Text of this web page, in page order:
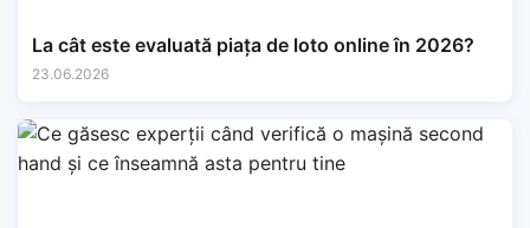
La cât este evaluată piața de loto online în 2026?
23.06.2026